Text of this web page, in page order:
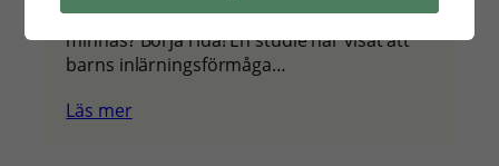
Vill du bli bättre på matte eller få lättare att
minnas? Börja rida! En studie har visat att
barns inlärningsförmåga…
Läs mer